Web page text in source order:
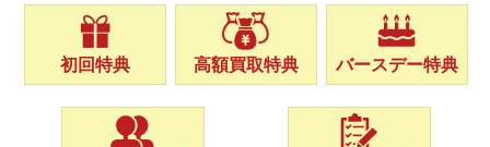
初回特典 高額買取特典 バースデー特典